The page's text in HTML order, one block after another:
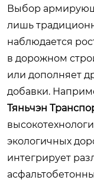
Выбор
лишь
наблюдается
в дорожном
или дополняет
добавки.
Тяньчэн
экологичных
интегрирует